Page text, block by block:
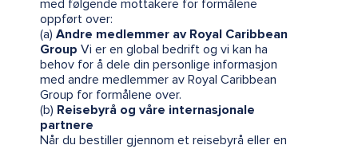
med følgende mottakere for formålene
oppført over:
(a) Andre medlemmer av Royal Caribbean
Group Vi er en global bedrift og vi kan ha
behov for å dele din personlige informasjon
med andre medlemmer av Royal Caribbean
Group for formålene over.
(b) Reisebyrå og våre internasjonale
partnere
Når du bestiller gjennom et reisebyrå eller en